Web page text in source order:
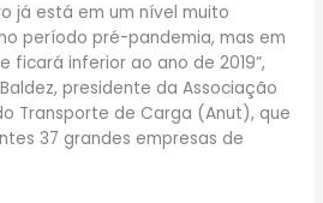
já está em um nível muito
período pré-pandemia, mas em
ficará inferior ao ano de 2019”,
presidente da Associação
Transporte de Carga (Anut), que
37 grandes empresas de